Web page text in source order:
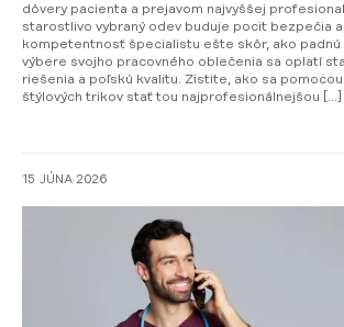
dôvery pacienta a prejavom najvyššej
starostlivo vybraný odev buduje pocit bezpečia
kompetentnosť špecialistu ešte skôr, ako padnú
výbere svojho pracovného oblečenia sa oplatí
riešenia a poľskú kvalitu. Zistite, ako sa
štýlových trikov stať tou najprofesionálnejšou […]
15 JÚNA 2026